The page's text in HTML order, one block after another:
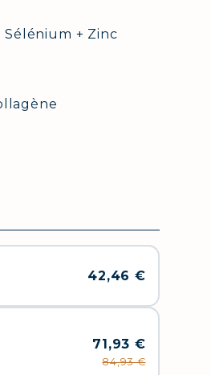
Sélénium + Zinc
42,46 €
71,93 €
84,93 €